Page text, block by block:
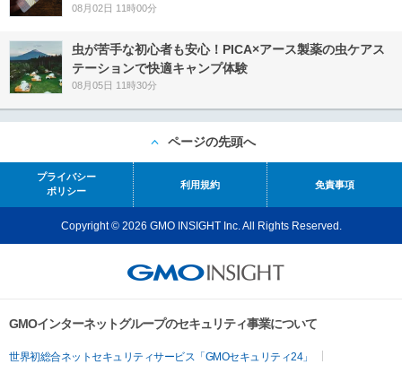
08月02日 11時00分
虫が苦手な初心者も安心！PICA×アース製薬の虫ケアス
テーションで快適キャンプ体験
08月05日 11時30分
ページの先頭へ
プライバシー
ポリシー
利用規約 免責事項
Copyright © 2026 GMO INSIGHT Inc. All Rights Reserved.
GMOインターネットグループのセキュリティ事業について
世界初総合ネットセキュリティサービス「GMOセキュリティ24」